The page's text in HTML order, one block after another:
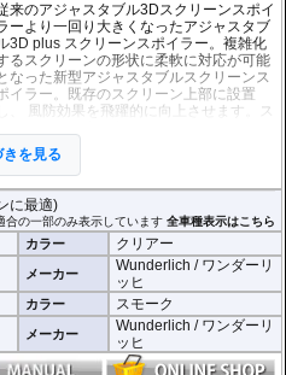
来のアジャスタブル3Dスクリーンスポイ
ーより一回り大きくなったアジャスタブ
3D plus スクリーンスポイラー。複雑化
るスクリーンの形状に柔軟に対応が可能
なった新型アジャスタブルスクリーンス
イラー。既存のスクリーン上部に設置
し、 風防効果を飛躍的に向上させます。ス
調整が可能。走行シーンに合わせてご利用
けます。また、不要な時にはと簡単 に取
外すことができます。
寸(スクリーン) : 横 x 高さ : 約24.5cm x 9.
※スクリーンを挟み込んで取り付けるタイ
プのため、上端に折り返しのあるスクリー
には使用できません。
商品は汎用品ですが、一部車種について
はメーカーで取付確認がされています。詳
は適合情報の全車種表示をご確認くださ
。
きを見る
に最適)
合の一部のみ表示しています全車種表示はこちら
カラー クリアー
メーカー
Wunderlich / ワンダーリ
ッヒ
カラー スモーク
メーカー
Wunderlich / ワンダーリ
ッヒ